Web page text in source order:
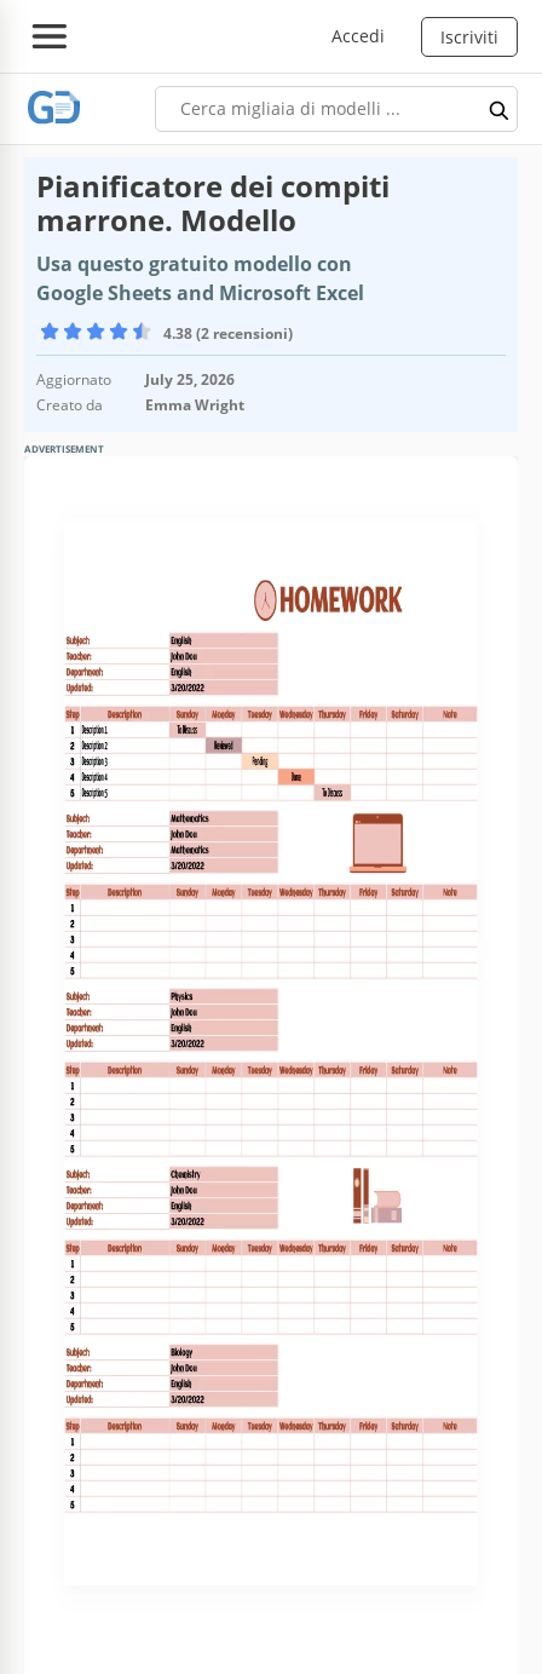
Accedi Iscriviti
Pianificatore dei compiti
marrone. Modello
Usa questo gratuito modello con
Google Sheets and Microsoft Excel
4.38 (2 recensioni)
Aggiornato
July 25, 2026
Creato da
Emma Wright
ADVERTISEMENT